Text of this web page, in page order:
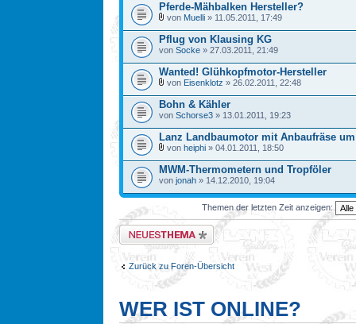
Pferde-Mähbalken Hersteller?
von Muelli » 11.05.2011, 17:49
Pflug von Klausing KG
von Socke » 27.03.2011, 21:49
Wanted! Glühkopfmotor-Hersteller
von Eisenklotz » 26.02.2011, 22:48
Bohn & Kähler
von Schorse3 » 13.01.2011, 19:23
Lanz Landbaumotor mit Anbaufräse um
von heiphi » 04.01.2011, 18:50
MWM-Thermometern und Tropföler
von jonah » 14.12.2010, 19:04
Themen der letzten Zeit anzeigen:
Neues Thema erstellen
Zurück zu Foren-Übersicht
WER IST ONLINE?